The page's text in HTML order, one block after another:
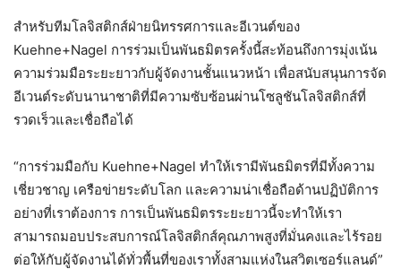
สำหรับทีมโลจิสติกส์ฝ่ายนิทรรศการและอีเวนต์ของ
Kuehne+Nagel การร่วมเป็นพันธมิตรครั้งนี้สะท้อนถึงการมุ่งเน้น
ความร่วมมือระยะยาวกับผู้จัดงานชั้นแนวหน้า เพื่อสนับสนุนการจัด
อีเวนต์ระดับนานาชาติที่มีความซับซ้อนผ่านโซลูชันโลจิสติกส์ที่
รวดเร็วและเชื่อถือได้
“การร่วมมือกับ Kuehne+Nagel ทำให้เรามีพันธมิตรที่มีทั้งความ
เชี่ยวชาญ เครือข่ายระดับโลก และความน่าเชื่อถือด้านปฏิบัติการ
อย่างที่เราต้องการ การเป็นพันธมิตรระยะยาวนี้จะทำให้เรา
สามารถมอบประสบการณ์โลจิสติกส์คุณภาพสูงที่มั่นคงและไร้รอย
ต่อให้กับผู้จัดงานได้ทั่วพื้นที่ของเราทั้งสามแห่งในสวิตเซอร์แลนด์”